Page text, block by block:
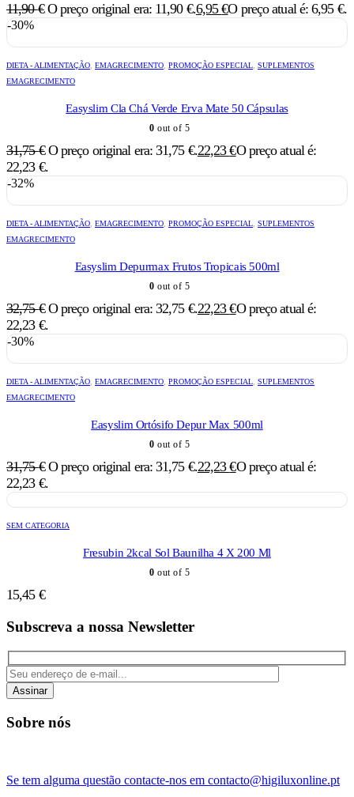
11,90€ O preço original era: 11,90 €.6,95€O preço atual é: 6,95 €.
-30%
DIETA - ALIMENTAÇÃO, EMAGRECIMENTO, PROMOÇÃO ESPECIAL, SUPLEMENTOS
EMAGRECIMENTO
Easyslim Cla Chá Verde Erva Mate 50 Cápsulas
0 out of 5
31,75€ O preço original era: 31,75 €.22,23€O preço atual é:
22,23 €.
-32%
DIETA - ALIMENTAÇÃO, EMAGRECIMENTO, PROMOÇÃO ESPECIAL, SUPLEMENTOS
EMAGRECIMENTO
Easyslim Depurmax Frutos Tropicais 500ml
0 out of 5
32,75€ O preço original era: 32,75 €.22,23€O preço atual é:
22,23 €.
-30%
DIETA - ALIMENTAÇÃO, EMAGRECIMENTO, PROMOÇÃO ESPECIAL, SUPLEMENTOS
EMAGRECIMENTO
Easyslim Ortósifo Depur Max 500ml
0 out of 5
31,75€ O preço original era: 31,75 €.22,23€O preço atual é:
22,23 €.
SEM CATEGORIA
Fresubin 2kcal Sol Baunilha 4 X 200 Ml
0 out of 5
15,45 €
Subscreva a nossa Newsletter
Assinar
Sobre nós
Se tem alguma questão contacte-nos em contacto@higiluxonline.pt